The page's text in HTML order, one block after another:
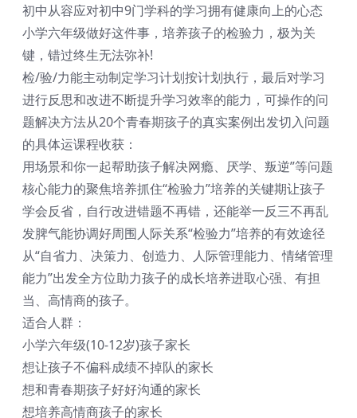
初中从容应对初中9门学科的学习拥有健康向上的心态
小学六年级做好这件事，培养孩子的检验力，极为关
键，错过终生无法弥补!
检/验/力能主动制定学习计划按计划执行，最后对学习
进行反思和改进不断提升学习效率的能力，可操作的问
题解决方法从20个青春期孩子的真实案例出发切入问题
的具体运课程收获：
用场景和你一起帮助孩子解决网瘾、厌学、叛逆”等问题
核心能力的聚焦培养抓住“检验力”培养的关键期让孩子
学会反省，自行改进错题不再错，还能举一反三不再乱
发脾气能协调好周围人际关系“检验力”培养的有效途径
从“自省力、决策力、创造力、人际管理能力、情绪管理
能力”出发全方位助力孩子的成长培养进取心强、有担
当、高情商的孩子。
适合人群：
小学六年级(10-12岁)孩子家长
想让孩子不偏科成绩不掉队的家长
想和青春期孩子好好沟通的家长
想培养高情商孩子的家长